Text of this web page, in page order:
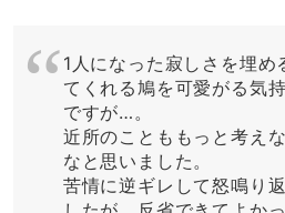
1人になった寂しさを埋め
てくれる鳩を可愛がる気
ですが…。
近所のことももっと考え
なと思いました。
苦情に逆ギレして怒鳴り